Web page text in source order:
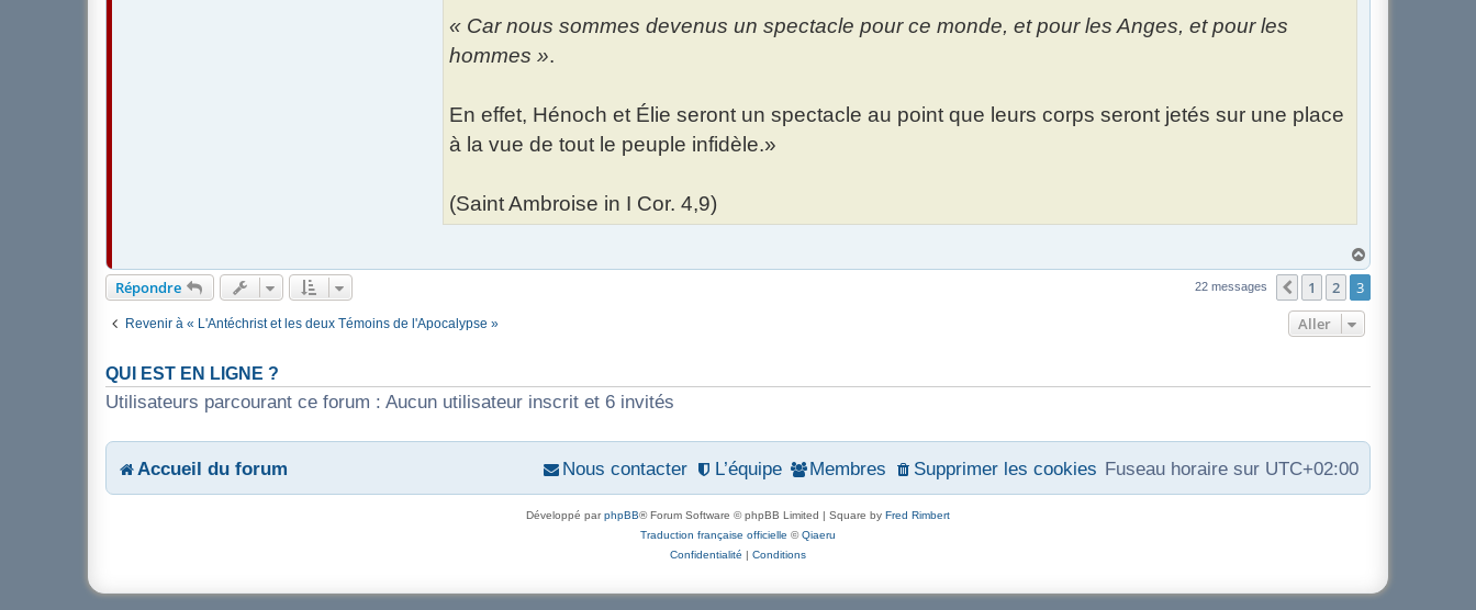
« Car nous sommes devenus un spectacle pour ce monde, et pour les Anges, et pour les
hommes ».
En effet, Hénoch et Élie seront un spectacle au point que leurs corps seront jetés sur une place
à la vue de tout le peuple infidèle.»
(Saint Ambroise in I Cor. 4,9)
a
t
Répondre 22 messages Précédent
1 2 3
Revenir à « L'Antéchrist et les deux Témoins de l'Apocalypse » Aller
QUI EST EN LIGNE ?
Utilisateurs parcourant ce forum : Aucun utilisateur inscrit et 6 invités
Accueil du forum Fuseau horaire sur UTC+02:00
Supprimer les cookies
Membres
L’équipe
Nous contacter
Développé parphpBB® Forum Software © phpBB Limited | Square by Fred Rimbert
Traduction française officielle ©Qiaeru
Confidentialité | Conditions